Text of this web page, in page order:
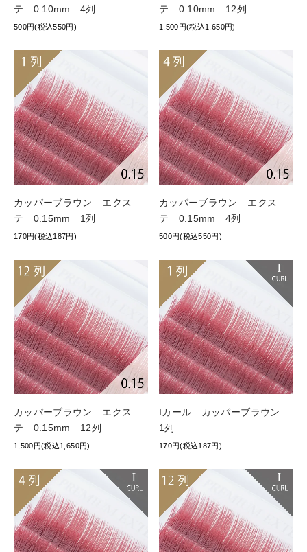
テ 0.10mm 4列
500円(税込550円)
テ 0.10mm 12列
1,500円(税込1,650円)
カッパーブラウン エクス
テ 0.15mm 1列
170円(税込187円)
カッパーブラウン エクス
テ 0.15mm 4列
500円(税込550円)
カッパーブラウン エクス
テ 0.15mm 12列
1,500円(税込1,650円)
Iカール カッパーブラウン
1列
170円(税込187円)